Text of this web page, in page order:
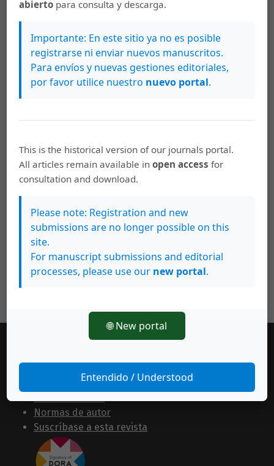
Argumentos clásicos y modernos en el cine. Barcelona:
Descargas
Equipo editorial
Normas de autor
Suscríbase a esta revista
abierto para consulta y descarga.
Importante: En este sitio ya no es posible
registrarse ni enviar nuevos manuscritos.
Para envíos y nuevas gestiones editoriales,
por favor utilice nuestro nuevo portal.
This is the historical version of our journals portal.
All articles remain available inopen access for
consultation and download.
Please note: Registration and new
submissions are no longer possible on this
site.
For manuscript submissions and editorial
processes, please use our new portal.
🌐 New portal
Entendido / Understood